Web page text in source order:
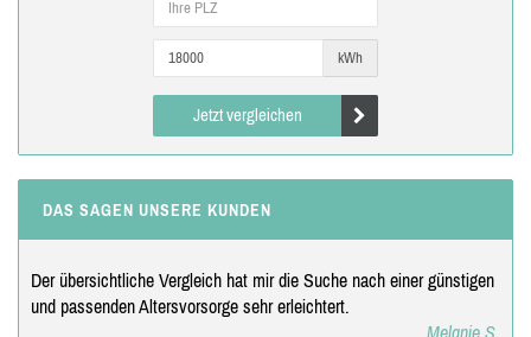
kWh
Jetzt vergleichen
DAS SAGEN UNSERE KUNDEN
Der übersichtliche Vergleich hat mir die Suche nach einer günstigen
und passenden Altersvorsorge sehr erleichtert.
Melanie S.